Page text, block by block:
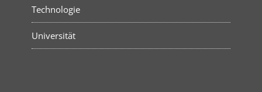
Technologie
Universität